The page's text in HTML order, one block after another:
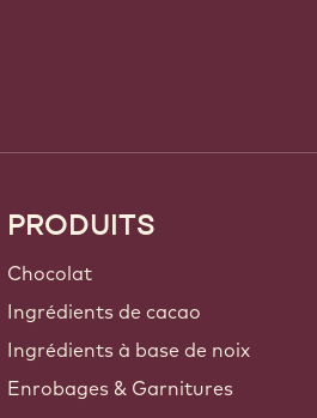
PRODUITS
Chocolat
Ingrédients de cacao
Ingrédients à base de noix
Enrobages & Garnitures